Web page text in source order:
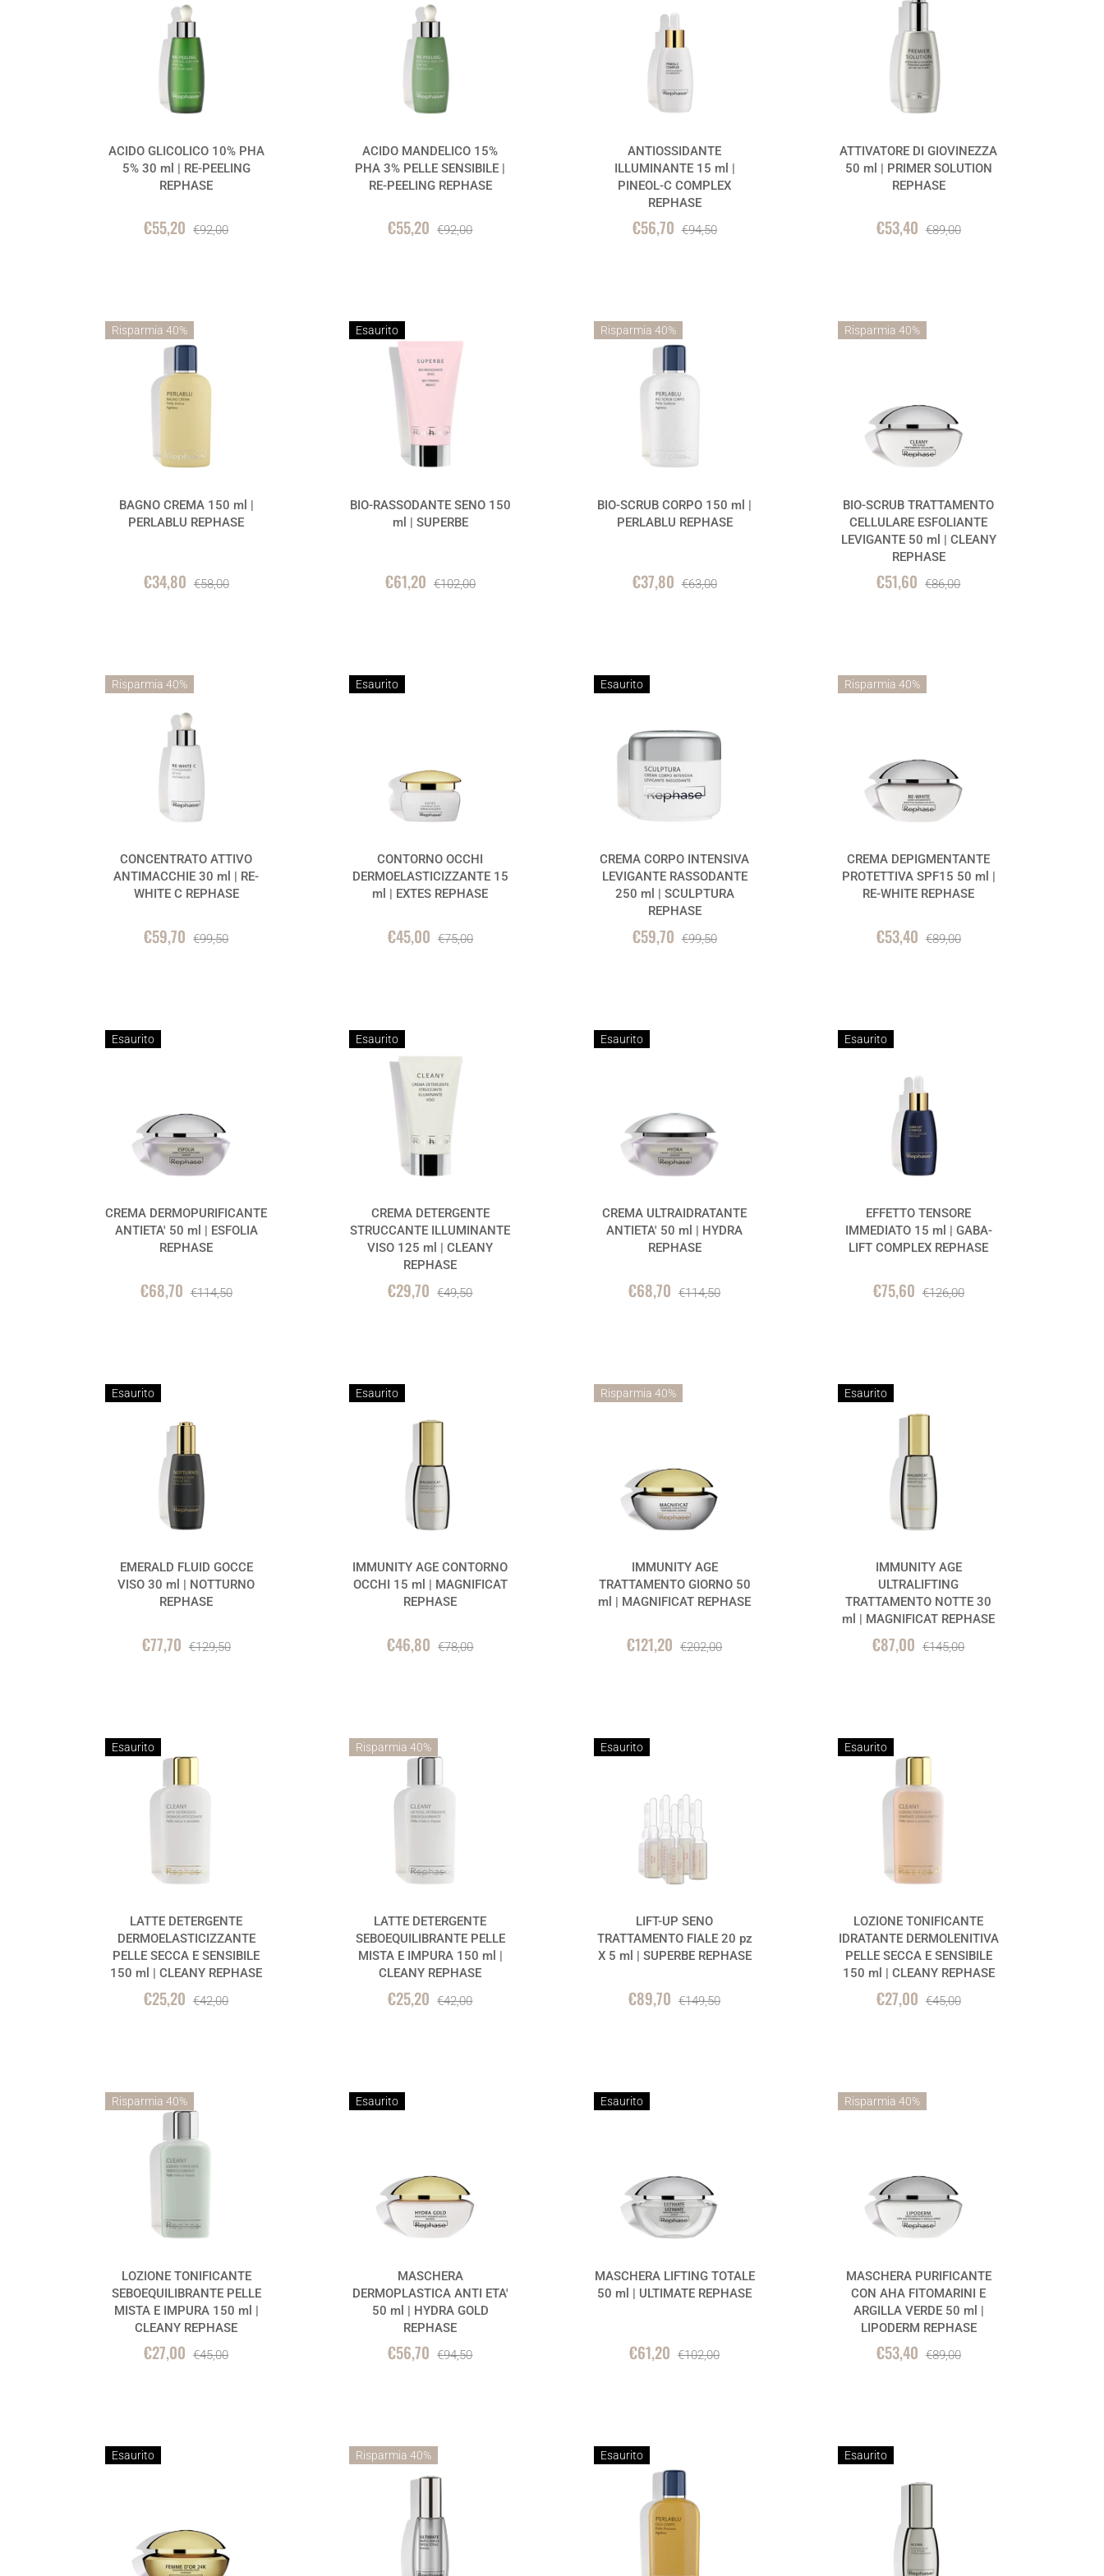
ACIDO GLICOLICO 10% PHA
5% 30 ml | RE-PEELING
REPHASE
€55,20 €92,00
ACIDO MANDELICO 15%
PHA 3% PELLE SENSIBILE |
RE-PEELING REPHASE
€55,20 €92,00
ANTIOSSIDANTE
ILLUMINANTE 15 ml |
PINEOL-C COMPLEX
REPHASE
€56,70 €94,50
ATTIVATORE DI GIOVINEZZA
50 ml | PRIMER SOLUTION
REPHASE
€53,40 €89,00
Risparmia 40%
BAGNO CREMA 150 ml |
PERLABLU REPHASE
€34,80 €58,00
Esaurito
BIO-RASSODANTE SENO 150
ml | SUPERBE
€61,20 €102,00
Risparmia 40%
BIO-SCRUB CORPO 150 ml |
PERLABLU REPHASE
€37,80 €63,00
Risparmia 40%
BIO-SCRUB TRATTAMENTO
CELLULARE ESFOLIANTE
LEVIGANTE 50 ml | CLEANY
REPHASE
€51,60 €86,00
Risparmia 40%
CONCENTRATO ATTIVO
ANTIMACCHIE 30 ml | RE-
WHITE C REPHASE
€59,70 €99,50
Esaurito
CONTORNO OCCHI
DERMOELASTICIZZANTE 15
ml | EXTES REPHASE
€45,00 €75,00
Esaurito
CREMA CORPO INTENSIVA
LEVIGANTE RASSODANTE
250 ml | SCULPTURA
REPHASE
€59,70 €99,50
Risparmia 40%
CREMA DEPIGMENTANTE
PROTETTIVA SPF15 50 ml |
RE-WHITE REPHASE
€53,40 €89,00
Esaurito
CREMA DERMOPURIFICANTE
ANTIETA' 50 ml | ESFOLIA
REPHASE
€68,70 €114,50
Esaurito
CREMA DETERGENTE
STRUCCANTE ILLUMINANTE
VISO 125 ml | CLEANY
REPHASE
€29,70 €49,50
Esaurito
CREMA ULTRAIDRATANTE
ANTIETA' 50 ml | HYDRA
REPHASE
€68,70 €114,50
Esaurito
EFFETTO TENSORE
IMMEDIATO 15 ml | GABA-
LIFT COMPLEX REPHASE
€75,60 €126,00
Esaurito
EMERALD FLUID GOCCE
VISO 30 ml | NOTTURNO
REPHASE
€77,70 €129,50
Esaurito
IMMUNITY AGE CONTORNO
OCCHI 15 ml | MAGNIFICAT
REPHASE
€46,80 €78,00
Risparmia 40%
IMMUNITY AGE
TRATTAMENTO GIORNO 50
ml | MAGNIFICAT REPHASE
€121,20 €202,00
Esaurito
IMMUNITY AGE
ULTRALIFTING
TRATTAMENTO NOTTE 30
ml | MAGNIFICAT REPHASE
€87,00 €145,00
Esaurito
LATTE DETERGENTE
DERMOELASTICIZZANTE
PELLE SECCA E SENSIBILE
150 ml | CLEANY REPHASE
€25,20 €42,00
Risparmia 40%
LATTE DETERGENTE
SEBOEQUILIBRANTE PELLE
MISTA E IMPURA 150 ml |
CLEANY REPHASE
€25,20 €42,00
Esaurito
LIFT-UP SENO
TRATTAMENTO FIALE 20 pz
X 5 ml | SUPERBE REPHASE
€89,70 €149,50
Esaurito
LOZIONE TONIFICANTE
IDRATANTE DERMOLENITIVA
PELLE SECCA E SENSIBILE
150 ml | CLEANY REPHASE
€27,00 €45,00
Risparmia 40%
LOZIONE TONIFICANTE
SEBOEQUILIBRANTE PELLE
MISTA E IMPURA 150 ml |
CLEANY REPHASE
€27,00 €45,00
Esaurito
MASCHERA
DERMOPLASTICA ANTI ETA'
50 ml | HYDRA GOLD
REPHASE
€56,70 €94,50
Esaurito
MASCHERA LIFTING TOTALE
50 ml | ULTIMATE REPHASE
€61,20 €102,00
Risparmia 40%
MASCHERA PURIFICANTE
CON AHA FITOMARINI E
ARGILLA VERDE 50 ml |
LIPODERM REPHASE
€53,40 €89,00
Esaurito Risparmia 40% Esaurito Esaurito